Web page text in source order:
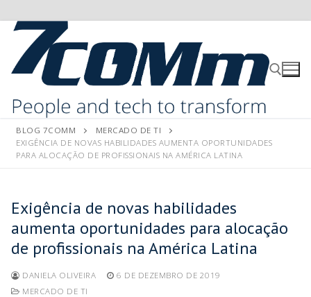
BLOG 7COMM
MERCADO DE TI
EXIGÊNCIA DE NOVAS HABILIDADES AUMENTA OPORTUNIDADES
PARA ALOCAÇÃO DE PROFISSIONAIS NA AMÉRICA LATINA
Exigência de novas habilidades
aumenta oportunidades para alocação
de profissionais na América Latina
DANIELA OLIVEIRA
6 DE DEZEMBRO DE 2019
MERCADO DE TI